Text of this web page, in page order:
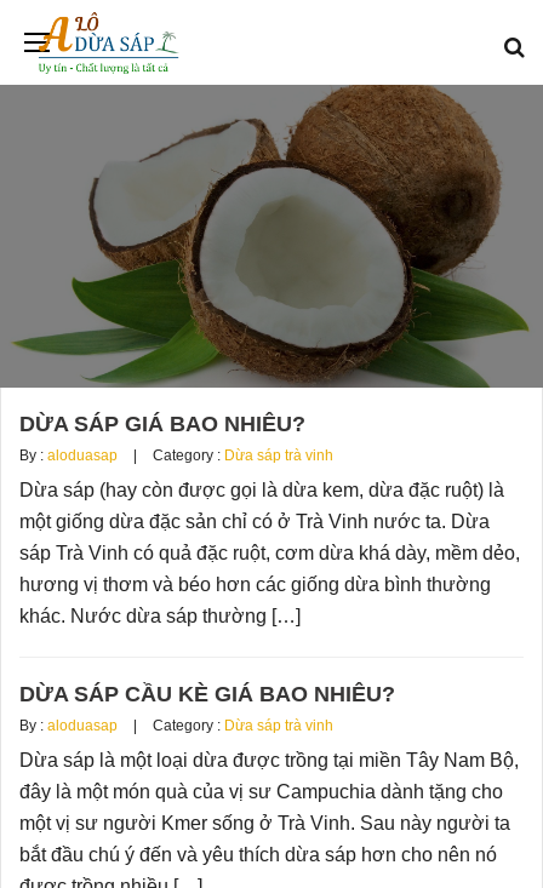
DỪA SÁP GIÁ BAO NHIÊU?
By : aloduasap Category : Dừa sáp trà vinh
Dừa sáp (hay còn được gọi là dừa kem, dừa đặc ruột) là
một giống dừa đặc sản chỉ có ở Trà Vinh nước ta. Dừa
sáp Trà Vinh có quả đặc ruột, cơm dừa khá dày, mềm dẻo,
hương vị thơm và béo hơn các giống dừa bình thường
khác. Nước dừa sáp thường […]
DỪA SÁP CẦU KÈ GIÁ BAO NHIÊU?
By : aloduasap Category : Dừa sáp trà vinh
Dừa sáp là một loại dừa được trồng tại miền Tây Nam Bộ,
đây là một món quà của vị sư Campuchia dành tặng cho
một vị sư người Kmer sống ở Trà Vinh. Sau này người ta
bắt đầu chú ý đến và yêu thích dừa sáp hơn cho nên nó